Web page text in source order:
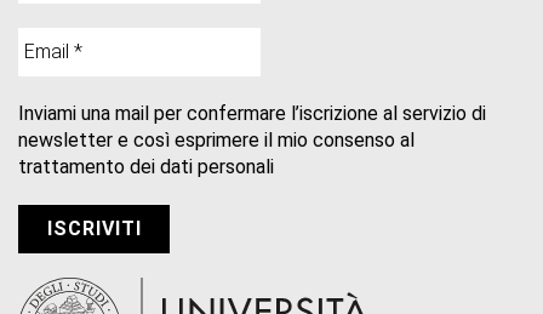
Inviami una mail per confermare l’iscrizione al servizio di
newsletter e così esprimere il mio consenso al
trattamento dei dati personali